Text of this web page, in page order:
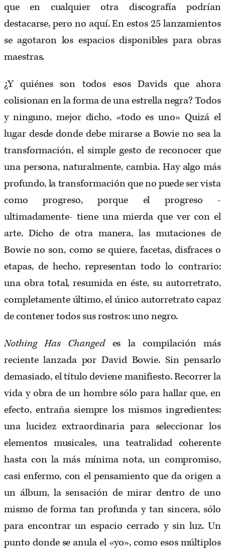
que en cualquier otra discografía podrían
destacarse, pero no aquí. En estos 25 lanzamientos
se agotaron los espacios disponibles para obras
maestras.
¿Y quiénes son todos esos Davids que ahora
colisionan en la forma de una estrella negra? Todos
y ninguno, mejor dicho, «todo es uno» Quizá el
lugar desde donde debe mirarse a Bowie no sea la
transformación, el simple gesto de reconocer que
una persona, naturalmente, cambia. Hay algo más
profundo, la transformación que no puede ser vista
como progreso, porque el progreso -
ultimadamente- tiene una mierda que ver con el
arte. Dicho de otra manera, las mutaciones de
Bowie no son, como se quiere, facetas, disfraces o
etapas, de hecho, representan todo lo contrario:
una obra total, resumida en éste, su autorretrato,
completamente último, el único autorretrato capaz
de contener todos sus rostros: uno negro.
Nothing Has Changedes la compilación más
reciente lanzada por David Bowie. Sin pensarlo
demasiado, el título deviene manifiesto. Recorrer la
vida y obra de un hombre sólo para hallar que, en
efecto, entraña siempre los mismos ingredientes:
una lucidez extraordinaria para seleccionar los
elementos musicales, una teatralidad coherente
hasta con la más mínima nota, un compromiso,
casi enfermo, con el pensamiento que da origen a
un álbum, la sensación de mirar dentro de uno
mismo de forma tan profunda y tan sincera, sólo
para encontrar un espacio cerrado y sin luz. Un
punto donde se anula el «yo», como esos múltiplos